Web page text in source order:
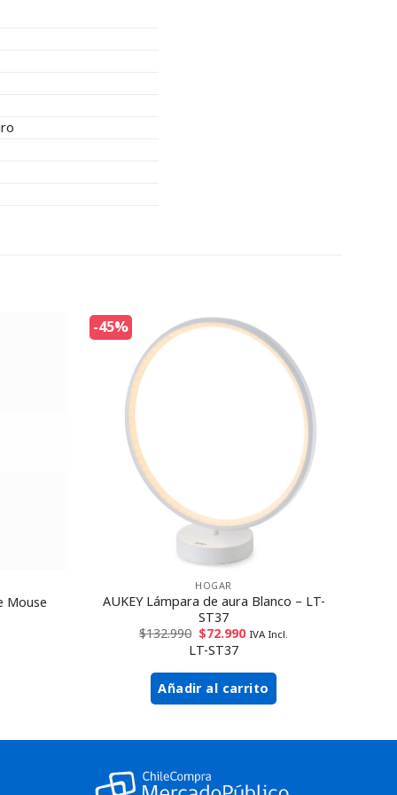
Mouse
-45%
HOGAR
AUKEY Lámpara de aura Blanco – LT-
ST37
$132.990 $72.990 IVA Incl.
LT-ST37
Añadir al carrito